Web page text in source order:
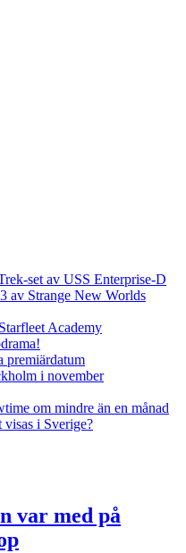
set av USS Enterprise-D
av Strange New Worlds
Academy
premiärdatum
i november
om mindre än en månad
visas i Sverige?
var med på